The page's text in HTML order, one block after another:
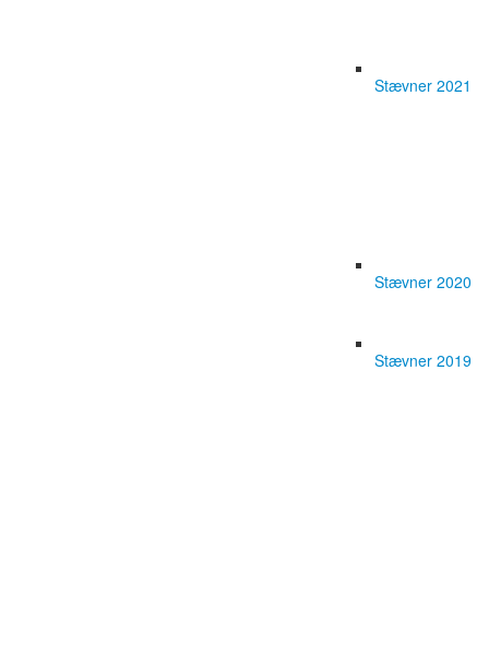
Stævner 2021
Stævner 2020
Stævner 2019